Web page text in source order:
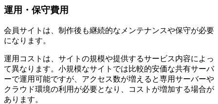
運用・保守費用
会員サイトは、制作後も継続的なメンテナンスや保守が必要
になります。
運用コストは、サイトの規模や提供するサービス内容によっ
て異なります。小規模なサイトでは比較的安価な共有サーバ
ーで運用可能ですが、アクセス数が増えると専用サーバーや
クラウド環境の利用が必要となり、コストが増加する場合が
あります。